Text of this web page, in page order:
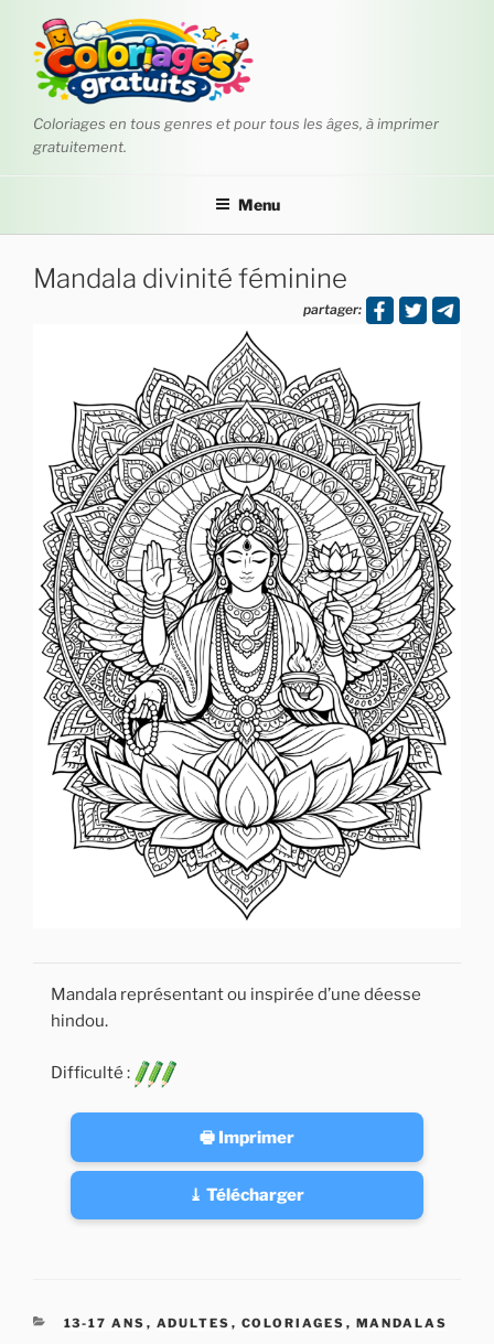
contenu
principal
Coloriages en tous genres et pour tous les âges, à imprimer
gratuitement.
Menu
Mandala divinité féminine
partager:
Mandala représentant ou inspirée d’une déesse
hindou.
Difficulté :
🖶 Imprimer
⤓ Télécharger
CATÉGORIES
13-17 ANS , ADULTES , COLORIAGES , MANDALAS